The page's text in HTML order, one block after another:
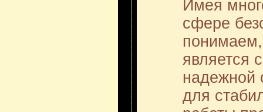
Имея
сфере
является
надежной
для